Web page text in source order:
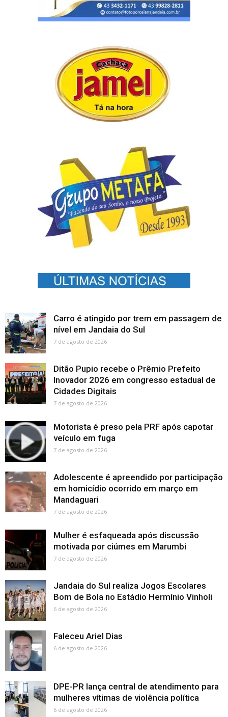
Carro é atingido por trem em passagem de
nível em Jandaia do Sul
7 de agosto de 2026
Ditão Pupio recebe o Prêmio Prefeito
Inovador 2026 em congresso estadual de
Cidades Digitais
7 de agosto de 2026
Motorista é preso pela PRF após capotar
veículo em fuga
7 de agosto de 2026
Adolescente é apreendido por participação
em homicídio ocorrido em março em
Mandaguari
7 de agosto de 2026
Mulher é esfaqueada após discussão
motivada por ciúmes em Marumbi
7 de agosto de 2026
Jandaia do Sul realiza Jogos Escolares
Bom de Bola no Estádio Hermínio Vinholi
6 de agosto de 2026
Faleceu Ariel Dias
6 de agosto de 2026
DPE-PR lança central de atendimento para
mulheres vítimas de violência política
6 de agosto de 2026